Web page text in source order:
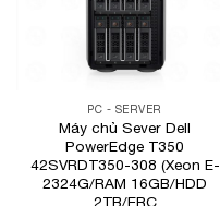
PC - SERVER
Máy chủ Sever Dell
PowerEdge T350
42SVRDT350-308 (Xeon E-
2324G/RAM 16GB/HDD
2TB/ERC